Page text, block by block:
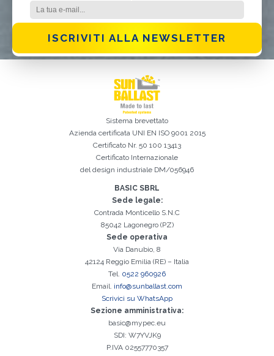
ISCRIVITI ALLA NEWSLETTER
Il campo Nome è obbligatorio
Il campo Cognome è obbligatorio
Il campo Azienda è obbligatorio
Il campo Città è obbligatorio
Il campo Telefono è obbligatorio
Il campo E-mail è obbligatorio
E-mail inserita non valida
È indispensabile accettare la Privacy Policy
Iscrizione effettuata con successo. Verificare la propria casella e-
mail per procedere all'attivazione
Spiacenti, si è verificato il seguente errore:
Sistema brevettato
Azienda certificata UNI EN ISO 9001 2015
Certificato Nr. 50 100 13413
Certificato Internazionale
del design industriale DM/056946
BASIC SBRL
Sede legale:
Contrada Monticello S.N.C
85042 Lagonegro (PZ)
Sede operativa
Via Danubio, 8
42124 Reggio Emilia (RE) – Italia
Tel. 0522 960926
Email. info@sunballast.com
Scrivici su WhatsApp
Sezione amministrativa:
basic@mypec.eu
SDI: W7YVJK9
P.IVA 02557770357